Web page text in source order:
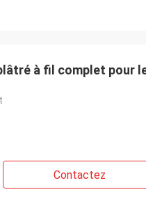
à fil complet pour
Contactez